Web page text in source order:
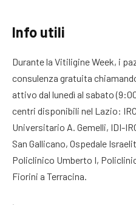
Info utili
Durante la Vitiligine Week, i
consulenza gratuita
attivo dal lunedì al sabato
centri disponibili nel Lazio:
Universitario A. Gemelli, IDI-
San Gallicano, Ospedale
Policlinico Umberto I,
Fiorini a Terracina.